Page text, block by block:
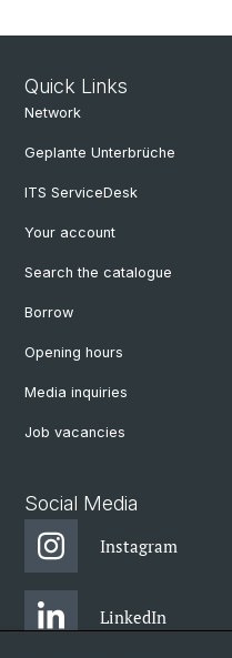
Quick Links
Network
Geplante Unterbrüche
ITS ServiceDesk
Your account
Search the catalogue
Borrow
Opening hours
Media inquiries
Job vacancies
Social Media
Instagram
LinkedIn